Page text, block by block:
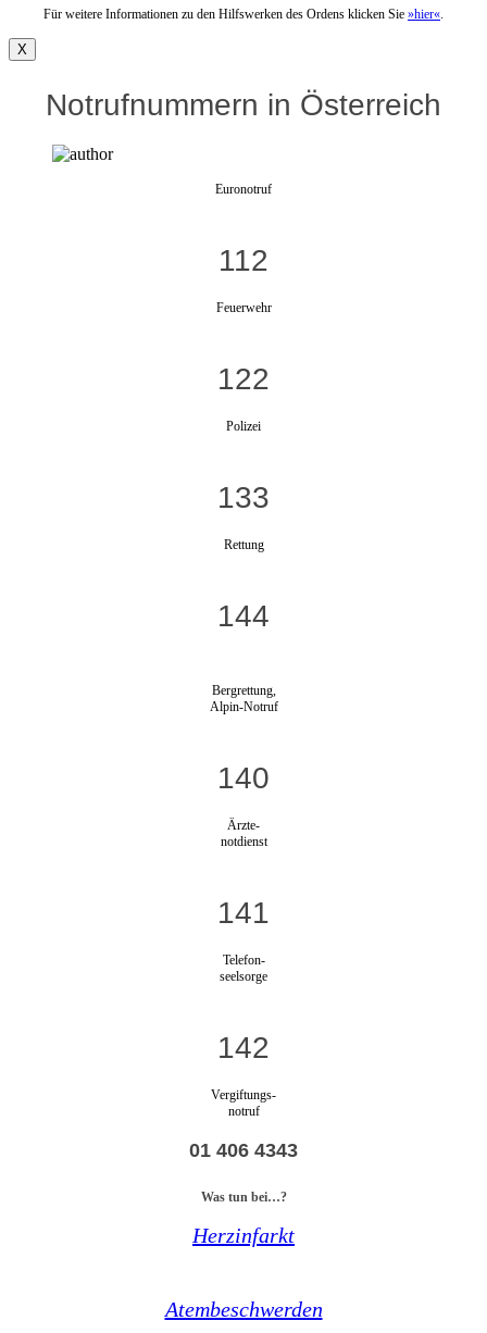
Für weitere Informationen zu den Hilfswerken des Ordens klicken Sie »hier«.
X
Notrufnummern in Österreich
Euronotruf
112
Feuerwehr
122
Polizei
133
Rettung
144
Bergrettung,
Alpin-Notruf
140
Ärzte-
notdienst
141
Telefon-
seelsorge
142
Vergiftungs-
notruf
01 406 4343
Was tun bei…?
Herzinfarkt
Atembeschwerden